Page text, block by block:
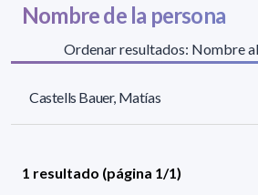
Nombre de la persona
Ordenar resultados: Nombre
Castells Bauer, Matías
1 resultado (página 1/1)